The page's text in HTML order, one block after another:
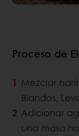
Proceso de
Mezclar
Blandos,
Adicionar
una masa